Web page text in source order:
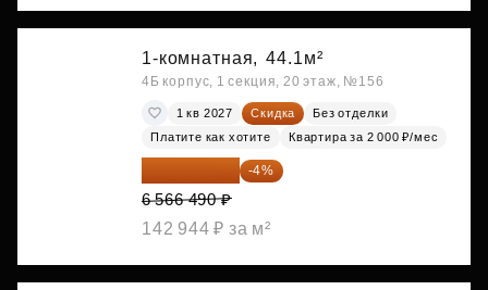
1-комнатная, 44.1м²
4Б корпус, 1 секция, 20 этаж, №156
1 кв 2027 Скидка
Без отделки
Платите как хотите
Квартира за 2 000 ₽/мес
-4%
6 566 490 ₽
142 944 ₽ за м²